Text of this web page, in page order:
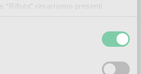
“Rifiuta” rimarranno presenti